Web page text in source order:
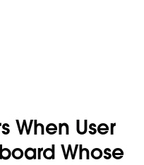
When User
Whose